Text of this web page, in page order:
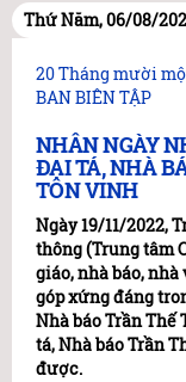
Thứ Năm, 06/08/
Đăng
trong
20 Tháng mười
BAN BIÊN TẬP
NHÂN NGÀY
ĐẠI TÁ, NHÀ
TÔN VINH
Ngày 19/11/2022,
thông (Trung tâm
giáo, nhà báo,
góp xứng đáng
Nhà báo Trần
tá, Nhà báo Trần
được.